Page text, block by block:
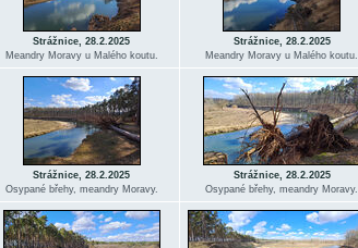
Strážnice, 28.2.2025
Meandry Moravy u Malého koutu.
Strážnice, 28.2.2025
Meandry Moravy u Malého koutu.
Strážnice, 28.2.2025
Osypané břehy, meandry Moravy.
Strážnice, 28.2.2025
Osypané břehy, meandry Moravy.